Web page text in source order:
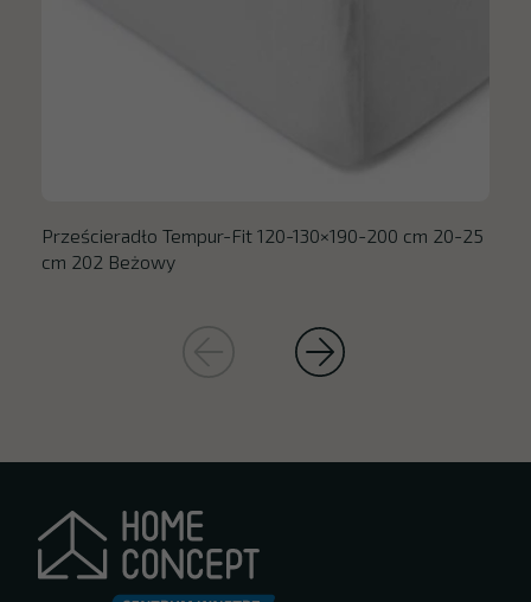
Prześcieradło Tempur-Fit 120-130×190-200 cm 20-25
cm 202 Beżowy